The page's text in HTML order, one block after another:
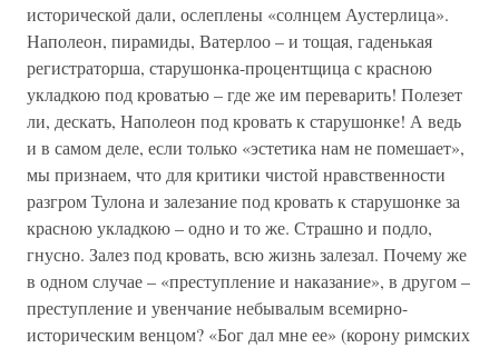
исторической дали, ослеплены «солнцем Аустерлица».
Наполеон, пирамиды, Ватерлоо – и тощая, гаденькая
регистраторша, старушонка-процентщица с красною
укладкою под кроватью – где же им переварить! Полезет
ли, дескать, Наполеон под кровать к старушонке! А ведь
и в самом деле, если только «эстетика нам не помешает»,
мы признаем, что для критики чистой нравственности
разгром Тулона и залезание под кровать к старушонке за
красною укладкою – одно и то же. Страшно и подло,
гнусно. Залез под кровать, всю жизнь залезал. Почему же
в одном случае – «преступление и наказание», в другом –
преступление и увенчание небывалым всемирно-
историческим венцом? «Бог дал мне ее» (корону римских